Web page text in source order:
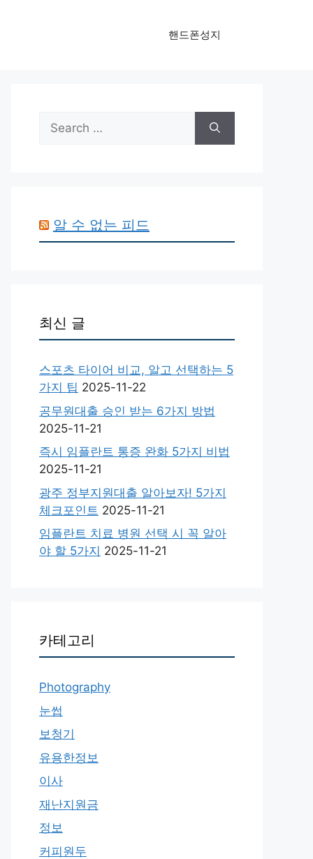
핸드폰성지
Search
for:
알 수 없는 피드
최신 글
스포츠 타이어 비교, 알고 선택하는 5
가지 팁 2025-11-22
공무원대출 승인 받는 6가지 방법
2025-11-21
즉시 임플란트 통증 완화 5가지 비법
2025-11-21
광주 정부지원대출 알아보자! 5가지
체크포인트 2025-11-21
임플란트 치료 병원 선택 시 꼭 알아
야 할 5가지 2025-11-21
카테고리
Photography
눈썹
보청기
유용한정보
이사
재난지원금
정보
커피원두